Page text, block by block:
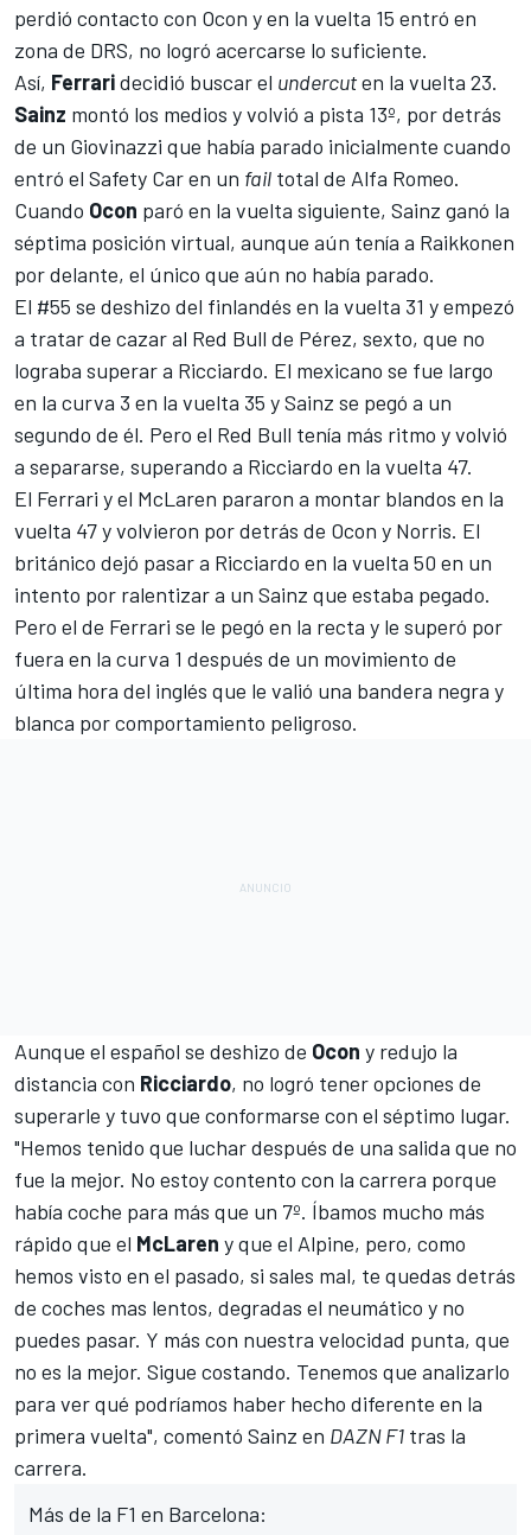
perdió contacto con Ocon y en la vuelta 15 entró en
zona de DRS, no logró acercarse lo suficiente.
Así, Ferraridecidió buscar el undercuten la vuelta 23.
Sainz montó los medios y volvió a pista 13º, por detrás
de un Giovinazzi que había parado inicialmente cuando
entró el Safety Car en un fail total de Alfa Romeo.
Cuando Ocon paró en la vuelta siguiente, Sainz ganó la
séptima posición virtual, aunque aún tenía a Raikkonen
por delante, el único que aún no había parado.
El #55 se deshizo del finlandés en la vuelta 31 y empezó
a tratar de cazar al Red Bull de Pérez, sexto, que no
lograba superar a Ricciardo. El mexicano se fue largo
en la curva 3 en la vuelta 35 y Sainz se pegó a un
segundo de él. Pero el Red Bull tenía más ritmo y volvió
a separarse, superando a Ricciardo en la vuelta 47.
El Ferrari y el McLaren pararon a montar blandos en la
vuelta 47 y volvieron por detrás de Ocon y Norris. El
británico dejó pasar a Ricciardo en la vuelta 50 en un
intento por ralentizar a un Sainz que estaba pegado.
Pero el de Ferrari se le pegó en la recta y le superó por
fuera en la curva 1 después de un movimiento de
última hora del inglés que le valió una bandera negra y
blanca por comportamiento peligroso.
Aunque el español se deshizo de Ocon y redujo la
distancia con Ricciardo, no logró tener opciones de
superarle y tuvo que conformarse con el séptimo lugar.
"Hemos tenido que luchar después de una salida que no
fue la mejor. No estoy contento con la carrera porque
había coche para más que un 7º. Íbamos mucho más
rápido que el McLaren y que el Alpine, pero, como
hemos visto en el pasado, si sales mal, te quedas detrás
de coches mas lentos, degradas el neumático y no
puedes pasar. Y más con nuestra velocidad punta, que
no es la mejor. Sigue costando. Tenemos que analizarlo
para ver qué podríamos haber hecho diferente en la
primera vuelta", comentó Sainz en DAZN F1 tras la
carrera.
Más de la F1 en Barcelona: